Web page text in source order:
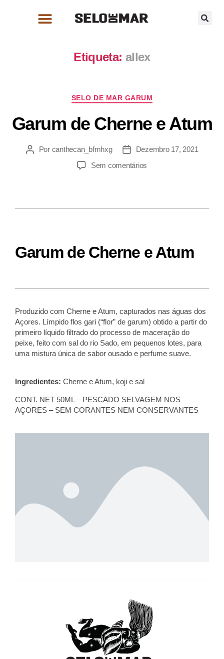
Etiqueta: allex
SELO DE MAR GARUM
Garum de Cherne e Atum
Por canthecan_bfmhxg
Dezembro 17, 2021
Sem comentários
Garum de Cherne e Atum
Produzido com Cherne e Atum, capturados nas águas dos
Açores. Límpido flos gari (“flor” de garum) obtido a partir do
primeiro líquido filtrado do processo de maceração do
peixe, feito com sal do rio Sado, em pequenos lotes, para
uma mistura única de sabor ousado e perfume suave.
Ingredientes: Cherne e Atum, koji e sal
CONT. NET 50ML – PESCADO SELVAGEM NOS
AÇORES – SEM CORANTES NEM CONSERVANTES